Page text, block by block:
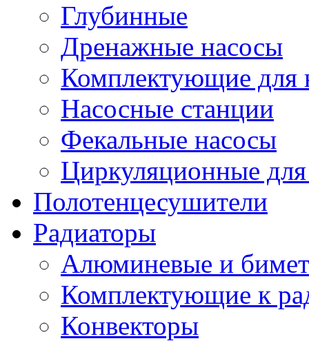
Глубинные
Дренажные насосы
Комплектующие для
Насосные станции
Фекальные насосы
Циркуляционные для
Полотенцесушители
Радиаторы
Алюминевые и
Комплектующие к
Конвекторы